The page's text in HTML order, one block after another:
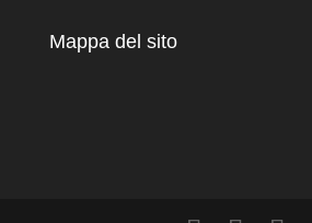
Mappa del sito